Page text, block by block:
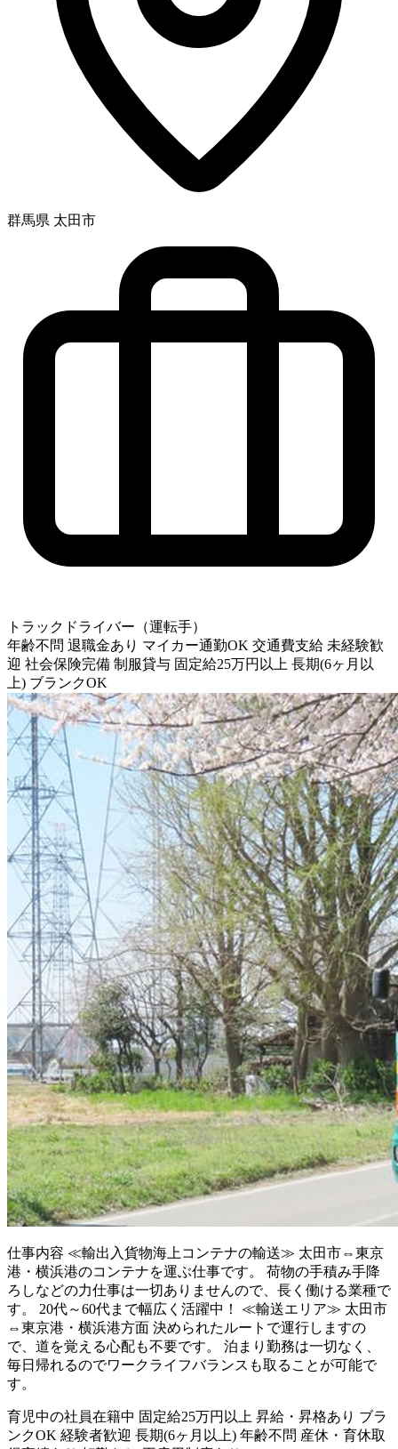
群馬県 太田市
トラックドライバー（運転手）
年齢不問 退職金あり マイカー通勤OK 交通費支給 未経験歓
迎 社会保険完備 制服貸与 固定給25万円以上 長期(6ヶ月以
上) ブランクOK
仕事内容 ≪輸出入貨物海上コンテナの輸送≫ 太田市⇔東京
港・横浜港のコンテナを運ぶ仕事です。 荷物の手積み手降
ろしなどの力仕事は一切ありませんので、長く働ける業種で
す。 20代～60代まで幅広く活躍中！ ≪輸送エリア≫ 太田市
⇔東京港・横浜港方面 決められたルートで運行しますの
で、道を覚える心配も不要です。 泊まり勤務は一切なく、
毎日帰れるのでワークライフバランスも取ることが可能で
す。
育児中の社員在籍中 固定給25万円以上 昇給・昇格あり ブラ
ンクOK 経験者歓迎 長期(6ヶ月以上) 年齢不問 産休・育休取